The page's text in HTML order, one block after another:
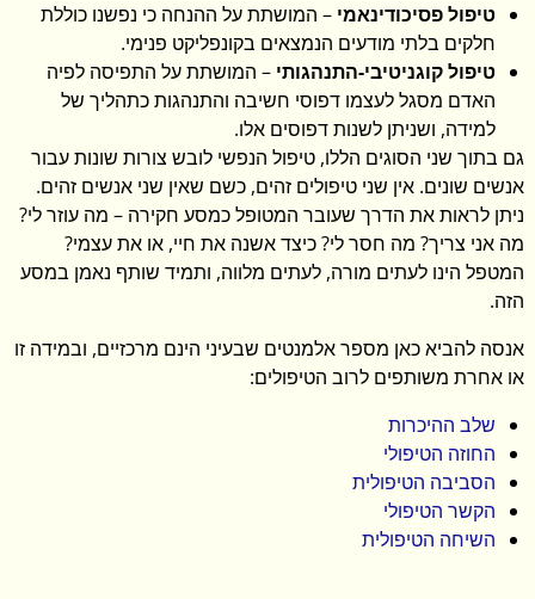
טיפול פסיכודינאמי – המושתת על ההנחה כי נפשנו כוללת
חלקים בלתי מודעים הנמצאים בקונפליקט פנימי.
טיפול קוגניטיבי-התנהגותי – המושתת על התפיסה לפיה
האדם מסגל לעצמו דפוסי חשיבה והתנהגות כתהליך של
למידה, ושניתן לשנות דפוסים אלו.
גם בתוך שני הסוגים הללו, טיפול הנפשי לובש צורות שונות עבור
אנשים שונים. אין שני טיפולים זהים, כשם שאין שני אנשים זהים.
ניתן לראות את הדרך שעובר המטופל כמסע חקירה – מה עוזר לי?
מה אני צריך? מה חסר לי? כיצד אשנה את חיי, או את עצמי?
המטפל הינו לעתים מורה, לעתים מלווה, ותמיד שותף נאמן במסע
הזה.
אנסה להביא כאן מספר אלמנטים שבעיני הינם מרכזיים, ובמידה זו
או אחרת משותפים לרוב הטיפולים:
שלב ההיכרות
החוזה הטיפולי
הסביבה הטיפולית
הקשר הטיפולי
השיחה הטיפולית